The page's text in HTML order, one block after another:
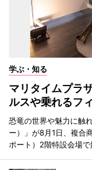
学ぶ・知る
マリタイムプラ
ルスや乗れるフ
恐竜の世界や魅力に触
ー）」が8月1日、複合
ポート）2階特設会場で